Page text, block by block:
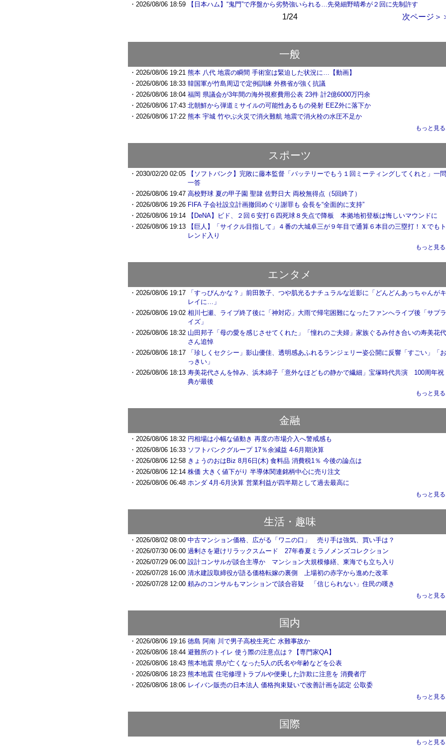
・2026/08/06 18:59
【日本ハム】“鬼門”で序盤から劣勢強いられる…先発細野晴希が２回に先制許す
1/24 次ページ＞
一般
・2026/08/06 19:21 熊本 八代 地震の瞬間 手術室は緊迫した状況に…【動画】
・2026/08/06 18:33 韓国軍が竹島周辺で定例訓練 外務省が強く抗議
・2026/08/06 18:04 福岡 県議会が3年間の海外視察費用公表 23件 計2億6000万円余
・2026/08/06 17:43 北朝鮮から弾道ミサイルの可能性あるもの発射 EEZ外に落下か
・2026/08/06 17:22 熊本 宇城 竹やぶ火災で消火難航 地震で消火栓の水圧不足か
もっと見
スポーツ
・2030/02/20 02:05
【ソフトバンク】完敗に藤本監督「バッテリーでもう１回ミーティングしてくれと」一問
一答
・2026/08/06 19:47 高校野球 夏の甲子園 聖隷 佐野日大 両校無得点（5回終了）
・2026/08/06 19:26 FIFA 子会社設立計画撤回めぐり謝罪も 会長を“全面的に支持”
・2026/08/06 19:14
【DeNA】ビド、２回６安打６四死球８失点で降板 本拠地初登板は悔しいマウンドに
・2026/08/06 19:13
【巨人】「サイクル目指して」４番の大城卓三が９年目で通算６本目の三塁打！Ｘでもト
レンド入り
もっと見
エンタメ
・2026/08/06 19:17
「すっぴんかな？」前田敦子、つや肌光るナチュラルな近影に「どんどんあっちゃんがキ
レイに…」
・2026/08/06 19:02 相川七瀬、ライブ終了後に「神対応」大雨で帰宅困難になったファンへライブ後「サプラ
イズ」
・2026/08/06 18:32 山田邦子「母の愛を感じさせてくれた」「憧れのご夫婦」家族ぐるみ付き合いの寿美花代
さん追悼
・2026/08/06 18:17
「珍しくセクシー」影山優佳、透明感あふれるランジェリー姿公開に反響「すごい」「お
っきい」
・2026/08/06 18:13 寿美花代さんを悼み、浜木綿子「意外なほどもの静かで繊細」宝塚時代共演 100周年祝
典が最後
もっと見
金融
・2026/08/06 18:32 円相場は小幅な値動き 再度の市場介入へ警戒感も
・2026/08/06 16:33 ソフトバンクグループ 17％余減益 4-6月期決算
・2026/08/06 12:58 きょうのおはBiz 8月6日(木) 食料品 消費税1％ 今後の論点は
・2026/08/06 12:14 株価 大きく値下がり 半導体関連銘柄中心に売り注文
・2026/08/06 06:48 ホンダ 4月-6月決算 営業利益が四半期として過去最高に
もっと見
生活・趣味
・2026/08/02 08:00 中古マンション価格、広がる「ワニの口」 売り手は強気、買い手は？
・2026/07/30 06:00 過剰さを避けリラックスムード 27年春夏ミラノメンズコレクション
・2026/07/29 06:00 設計コンサルが談合主導か マンション大規模修繕、東海でも立ち入り
・2026/07/28 16:00 清水建設取締役が語る価格転嫁の裏側 上場初の赤字から進めた改革
・2026/07/28 12:00 頼みのコンサルもマンションで談合容疑 「信じられない」住民の嘆き
もっと見
国内
・2026/08/06 19:16 徳島 阿南 川で男子高校生死亡 水難事故か
・2026/08/06 18:44 避難所のトイレ 使う際の注意点は？【専門家QA】
・2026/08/06 18:43 熊本地震 県が亡くなった5人の氏名や年齢などを公表
・2026/08/06 18:23 熊本地震 住宅修理トラブルや便乗した詐欺に注意を 消費者庁
・2026/08/06 18:06 レイバン販売の日本法人 価格拘束疑いで改善計画を認定 公取委
もっと見
国際
もっと見